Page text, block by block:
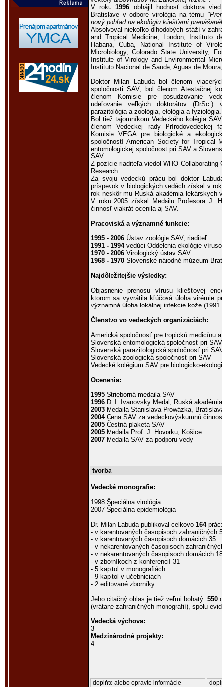
V roku1996 obhájil hodnosť doktora
Bratislave v odbore virológia na tému
nový pohľad na ekológiu kliešťami
Absolvoval niekoľko dlhodobých stáží v
and Tropical Medicine, London, Instituto
Habana, Cuba, National Institute of
Microbiology, Colorado State University,
Institute of Virology and Environmental
Instituto Nacional de Saude, Aguas de
Doktor Milan Labuda bol členom
spoločnosti SAV, bol členom Atestačnej
členom Komisie pre posudzovanie
udeľovanie veľkých doktorátov (DrSc.)
parazitológia a zoológia, etológia a fyziológia.
Bol tiež tajomníkom Vedeckého kolégia
členom Vedeckej rady Prírodovedeckej
Komisie VEGA pre biologické a
spoločností American Society for Tropical
entomologickej spoločnosť pri SAV a
SAV.
Z pozície riaditeľa viedol WHO Collaborating
Research.
Za svoju vedeckú prácu bol doktor
príspevok v biologických vedách získal v
rok neskôr mu Ruská akadémia lekárskych
V roku 2005 získal Medailu Profesora J.
činnosť viakrát ocenila aj SAV.
Pracoviská a významné funkcie:
1995 - 2006 Ústav zoológie SAV, riaditeľ
1991 - 1994vedúci Oddelenia ekológie
1970 - 2006 Virologický ústav SAV
1968 - 1970 Slovenské národné múzeum
Najdôležitejšie výsledky:
Objasnenie prenosu vírusu kliešťovej
ktorom sa vyvrátila kľúčová úloha virémie
významná úloha lokálnej infekcie kože (1991
Členstvo vo vedeckých organizáciách:
Americká spoločnosť pre tropickú medicínu
Slovenská entomologická spoločnosť pri SAV
Slovenská parazitologická spoločnosť pri
Slovenská zoologická spoločnosť pri SAV
Vedecké kolégium SAV pre biologicko-
Ocenenia:
1995 Strieborná medaila SAV
1996 D. I. Ivanovsky Medal, Ruská
2003 Medaila Stanislava Prowázka,
2004Cena SAV za vedeckovýskumnú
2005 Čestná plaketa SAV
2005 Medaila Prof. J. Hovorku, Košice
2007 Medaila SAV za podporu vedy
tvorba
Vedecké monografie:
1998 Špeciálna virológia
2007 Špeciálna epidemiológia
Dr. Milan Labuda publikoval celkovo 164prác:
- v karentovaných časopisoch zahraničných
- v karentovaných časopisoch domácich 35
- v nekarentovaných časopisoch
- v nekarentovaných časopisoch domácich 18
- v zborníkoch z konferencií 31
- 5 kapitol v monografiách
- 9 kapitol v učebniciach
- 2 editované zborníky.
Jeho citačný ohlas je tiež veľmi bohatý: 550
(vrátane zahraničných monografií), spolu
Vedecká výchova:
3
Medzinárodné projekty:
4
doplňte alebo opravte informácie